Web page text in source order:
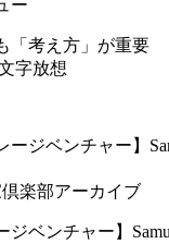
ー
「考え方」が重要
字放想
楽部アーカイブ
ジベンチャー】